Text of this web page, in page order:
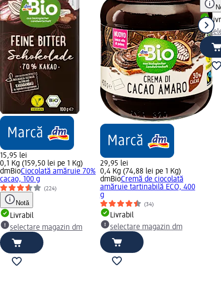
15,95 lei
0,1 Kg (159,50 lei pe 1 Kg)
dmBioCiocolată amăruie 70%
cacao, 100 g
(224)
Notă
Livrabil
selectare magazin dm
29,95 lei
0,4 Kg (74,88 lei pe 1 Kg)
dmBioCremă de ciocolată
amăruie tartinabilă ECO, 400
g
(34)
Livrabil
selectare magazin dm